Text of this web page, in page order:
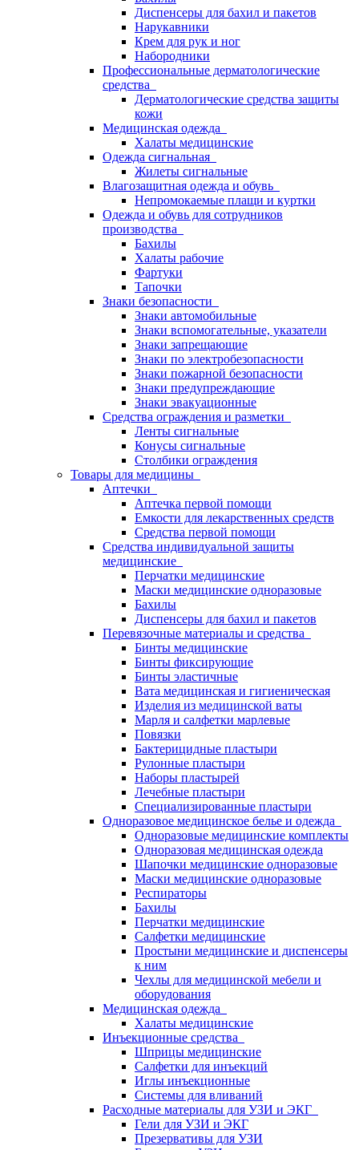
Диспенсеры для бахил и пакетов
Нарукавники
Крем для рук и ног
Набородники
Профессиональные дерматологические
средства
Дерматологические средства защиты
кожи
Медицинская одежда
Халаты медицинские
Одежда сигнальная
Жилеты сигнальные
Влагозащитная одежда и обувь
Непромокаемые плащи и куртки
Одежда и обувь для сотрудников
производства
Бахилы
Халаты рабочие
Фартуки
Тапочки
Знаки безопасности
Знаки автомобильные
Знаки вспомогательные, указатели
Знаки запрещающие
Знаки по электробезопасности
Знаки пожарной безопасности
Знаки предупреждающие
Знаки эвакуационные
Средства ограждения и разметки
Ленты сигнальные
Конусы сигнальные
Столбики ограждения
Товары для медицины
Аптечки
Аптечка первой помощи
Емкости для лекарственных средств
Средства первой помощи
Средства индивидуальной защиты
медицинские
Перчатки медицинские
Маски медицинские одноразовые
Бахилы
Диспенсеры для бахил и пакетов
Перевязочные материалы и средства
Бинты медицинские
Бинты фиксирующие
Бинты эластичные
Вата медицинская и гигиеническая
Изделия из медицинской ваты
Марля и салфетки марлевые
Повязки
Бактерицидные пластыри
Рулонные пластыри
Наборы пластырей
Лечебные пластыри
Специализированные пластыри
Одноразовое медицинское белье и одежда
Одноразовые медицинские комплекты
Одноразовая медицинская одежда
Шапочки медицинские одноразовые
Маски медицинские одноразовые
Респираторы
Бахилы
Перчатки медицинские
Салфетки медицинские
Простыни медицинские и диспенсеры
к ним
Чехлы для медицинской мебели и
оборудования
Медицинская одежда
Халаты медицинские
Инъекционные средства
Шприцы медицинские
Салфетки для инъекций
Иглы инъекционные
Системы для вливаний
Расходные материалы для УЗИ и ЭКГ
Гели для УЗИ и ЭКГ
Презервативы для УЗИ